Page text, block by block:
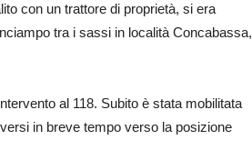
con un trattore di proprietà, si era
tra i sassi in località Concabassa,
al 118. Subito è stata mobilitata
in breve tempo verso la posizione